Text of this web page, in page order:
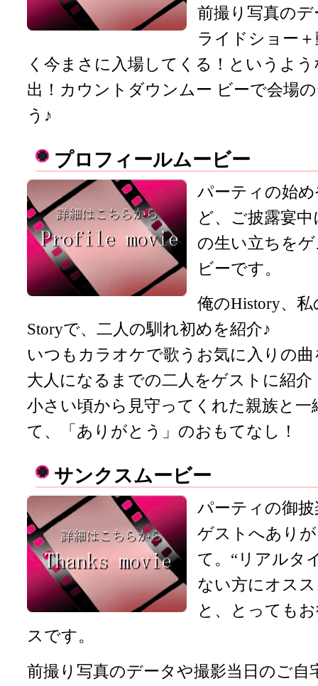
前撮り写真の
ライドショー
く今まさに入場してくる！というよ
出！カウントダウンムー ビーで会場
う♪
プロフィールムービー
パーティの始
ど、ご披露宴
の生い立ちを
ビーです。
俺のHistory、
Storyで、二人の馴れ初めを紹介♪
いつもカラオケで歌うお気に入りの
大人になるまでの二人をゲストに紹介
小さい頃から見守ってくれた親族と
て、「ありがとう」のおもてなし！
サンクスムービー
パーティの御
ゲストへあり
て。“リアルタ
ない方にオス
と、とっても
スです。
前撮り写真のデータや撮影当日のご自